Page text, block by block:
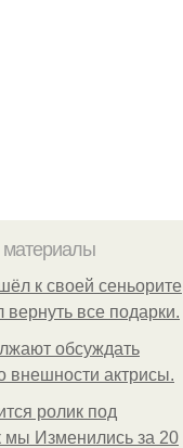
к своей сеньорите
вернуть все подарки.
обсуждать
внешности актрисы.
ролик под
мы Изменились за 20